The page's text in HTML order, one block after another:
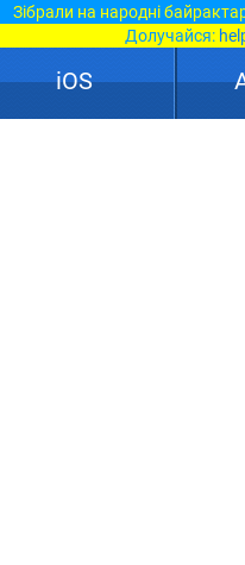
Зібрали на народні
Долучайся:
iOS